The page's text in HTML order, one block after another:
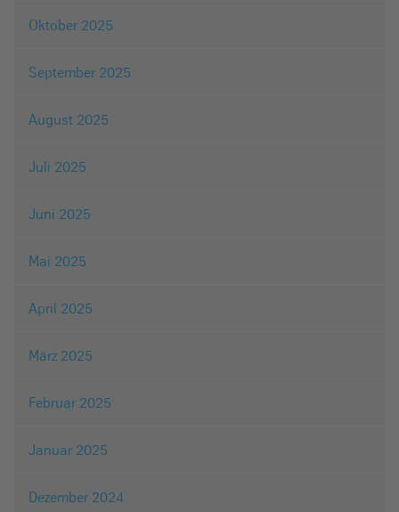
Oktober 2025
September 2025
August 2025
Juli 2025
Juni 2025
Mai 2025
April 2025
März 2025
Februar 2025
Januar 2025
Dezember 2024